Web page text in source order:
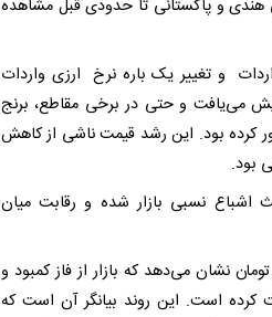
هندی و پاکستانی تا حدودی قبل مشاهده
و تغییر یک باره نرخ ارزی واردات
می‌یافت و حتی در برخی مقاطع، برنج
کیلوگرم عبور کرده بود. این رشد قیمت ناشی از کاهش
بود.
اشباع نسبی بازار شده و رقابت میان
برنج پاکستانی به حدود 185 هزار تومان نشان می‌دهد که بازار از فاز کمبود و
است. این روند بیانگر آن است که